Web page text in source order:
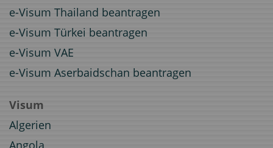
e-Visum Thailand beantragen
e-Visum Türkei beantragen
e-Visum VAE
e-Visum Aserbaidschan beantragen
Visum
Algerien
Angola